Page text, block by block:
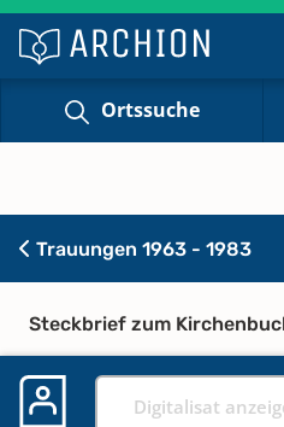
Ortssuche
Trauungen 1963 - 1983
Steckbrief zum
Digitalisat